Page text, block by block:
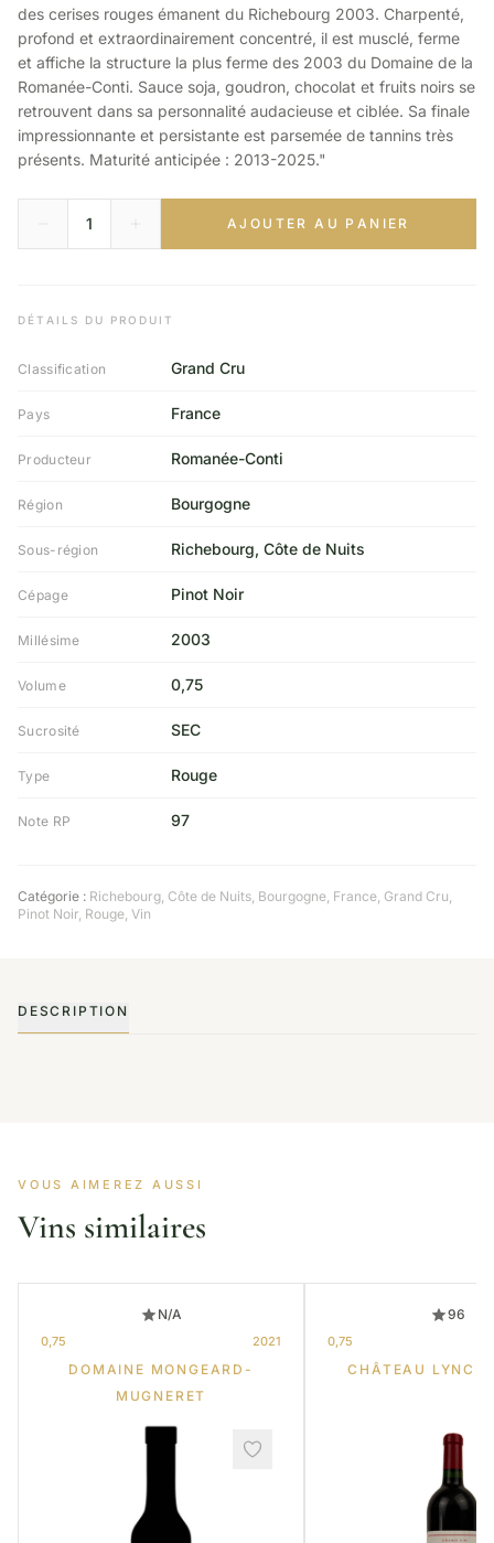
des cerises rouges émanent du Richebourg 2003. Charpenté,
profond et extraordinairement concentré, il est musclé, ferme
et affiche la structure la plus ferme des 2003 du Domaine de la
Romanée-Conti. Sauce soja, goudron, chocolat et fruits noirs se
retrouvent dans sa personnalité audacieuse et ciblée. Sa finale
impressionnante et persistante est parsemée de tannins très
présents. Maturité anticipée : 2013-2025."
AJOUTER AU PANIER
DÉTAILS DU PRODUIT
Classification Grand Cru
Pays France
Producteur Romanée-Conti
Région Bourgogne
Sous-région Richebourg, Côte de Nuits
Cépage Pinot Noir
Millésime 2003
Volume 0,75
Sucrosité SEC
Type Rouge
Note RP 97
Catégorie : Richebourg, Côte de Nuits Bourgogne France Grand Cru
Pinot Noir Rouge Vin
DESCRIPTION
VOUS AIMEREZ AUSSI
Vins similaires
N/A
0,75 2021
DOMAINE MONGEARD-
MUGNERET
96
0,75
CHÂTEAU LYNCH